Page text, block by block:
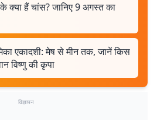
क्या हैं चांस? जानिए 9 अगस्त का
एकादशी: मेष से मीन तक, जानें किस
विष्णु की कृपा
विज्ञापन